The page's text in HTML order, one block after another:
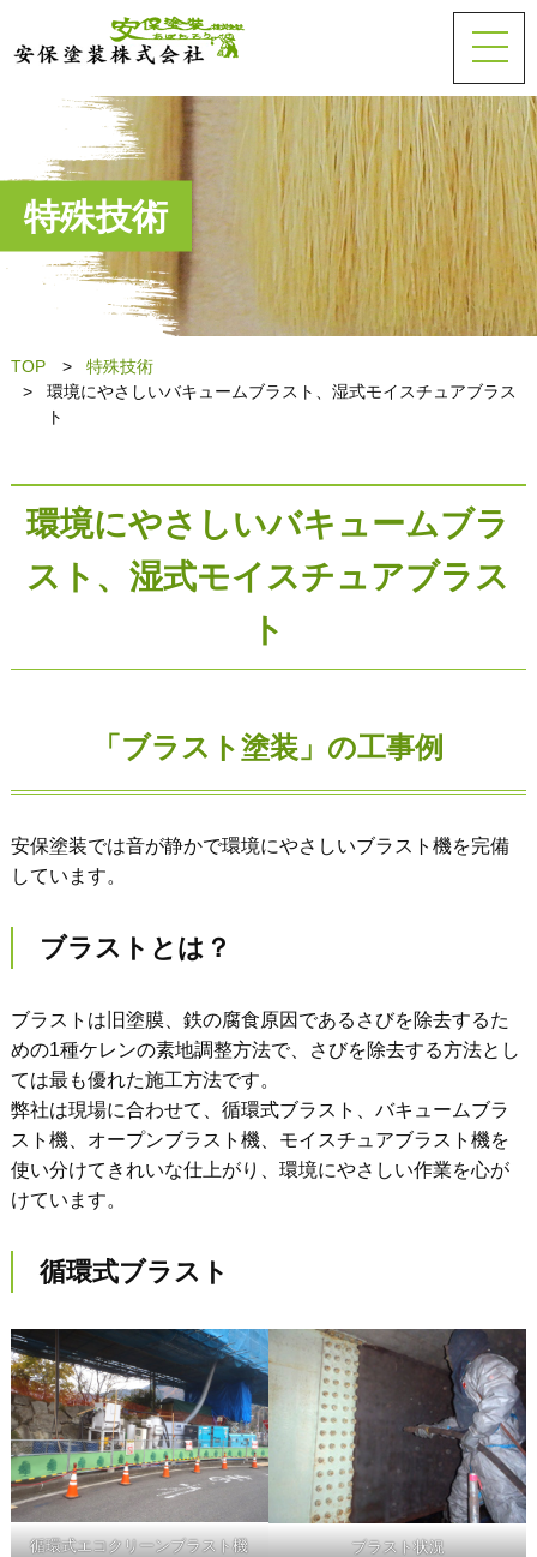
特殊技術
TOP
特殊技術
環境にやさしいバキュームブラスト、湿式モイスチュアブラス
ト
環境にやさしいバキュームブラ
スト、湿式モイスチュアブラス
ト
「ブラスト塗装」の工事例
安保塗装では音が静かで環境にやさしいブラスト機を完備
しています。
ブラストとは？
ブラストは旧塗膜、鉄の腐食原因であるさびを除去するた
めの1種ケレンの素地調整方法で、さびを除去する方法とし
ては最も優れた施工方法です。
弊社は現場に合わせて、循環式ブラスト、バキュームブラ
スト機、オープンブラスト機、モイスチュアブラスト機を
使い分けてきれいな仕上がり、環境にやさしい作業を心が
けています。
循環式ブラスト
循環式エコクリーンブラスト機 ブラスト状況